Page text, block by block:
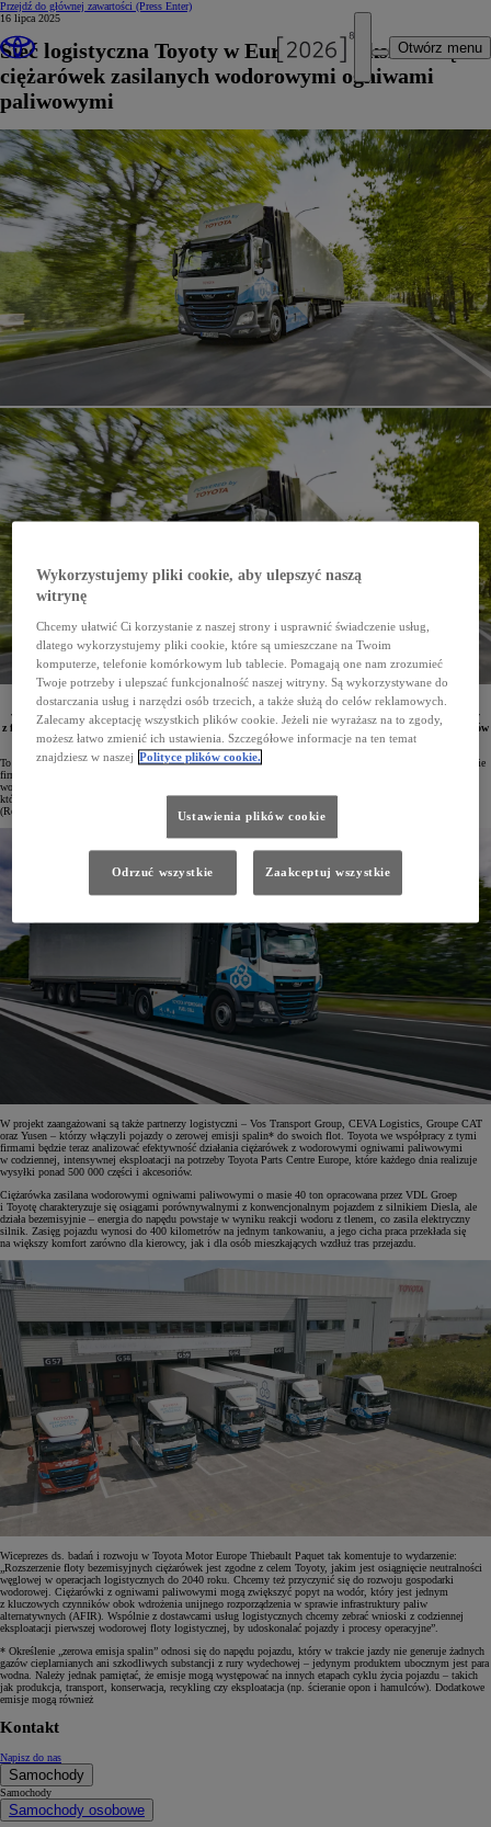
Przejdź do głównej zawartości (Press Enter)
Otwórz menu
16 lipca 2025
Sieć logistyczna Toyoty w Europie zwiększa flotę
ciężarówek zasilanych wodorowymi ogniwami
paliwowymi
Toyota Motor Europe zwiększyła flotę bezemisyjnych ciężarówek wodorowych wykorzystywanych
w europejskiej sieci logistycznej marki do pięciu pojazdów. Ciężarówki te, stworzone we współpracy
z firmą VDL Groep, są wyposażone w ogniwa paliwowe Toyoty i potrafią przejechać do 400 kilometrów
na jednym tankowaniu wodoru.
To kolejny krok w rozwijającej się współpracy między Toyota Motor Europe a VDL Groep. W 2023 roku obie
firmy opracowały i wdrożyły pierwszy prototyp ciężarówki napędzanej ogniwami paliwowymi zasilanymi
wodorem. Obecnie do operacji logistycznych Toyoty w Europie dołączyły cztery kolejne pojazdy tego typu,
które będą obsługiwać trasy w Belgii (Diest), Francji (Lille), Niemczech (Kolonia) oraz w Niderlandach
(Rotterdam i Weesp).
W projekt zaangażowani są także partnerzy logistyczni – Vos Transport Group, CEVA Logistics, Groupe CAT
oraz Yusen – którzy włączyli pojazdy o zerowej emisji spalin* do swoich flot. Toyota we współpracy z tymi
firmami będzie teraz analizować efektywność działania ciężarówek z wodorowymi ogniwami paliwowymi
w codziennej, intensywnej eksploatacji na potrzeby Toyota Parts Centre Europe, które każdego dnia realizuje
wysyłki ponad 500 000 części i akcesoriów.
Ciężarówka zasilana wodorowymi ogniwami paliwowymi o masie 40 ton opracowana przez VDL Groep
i Toyotę charakteryzuje się osiągami porównywalnymi z konwencjonalnym pojazdem z silnikiem Diesla, ale
działa bezemisyjnie – energia do napędu powstaje w wyniku reakcji wodoru z tlenem, co zasila elektryczny
silnik. Zasięg pojazdu wynosi do 400 kilometrów na jednym tankowaniu, a jego cicha praca przekłada się
na większy komfort zarówno dla kierowcy, jak i dla osób mieszkających wzdłuż tras przejazdu.
Wiceprezes ds. badań i rozwoju w Toyota Motor Europe Thiebault Paquet tak komentuje to wydarzenie:
„Rozszerzenie floty bezemisyjnych ciężarówek jest zgodne z celem Toyoty, jakim jest osiągnięcie neutralności
węglowej w operacjach logistycznych do 2040 roku. Chcemy też przyczynić się do rozwoju gospodarki
wodorowej. Ciężarówki z ogniwami paliwowymi mogą zwiększyć popyt na wodór, który jest jednym
z kluczowych czynników obok wdrożenia unijnego rozporządzenia w sprawie infrastruktury paliw
alternatywnych (AFIR). Wspólnie z dostawcami usług logistycznych chcemy zebrać wnioski z codziennej
eksploatacji pierwszej wodorowej floty logistycznej, by udoskonalać pojazdy i procesy operacyjne”.
* Określenie „zerowa emisja spalin” odnosi się do napędu pojazdu, który w trakcie jazdy nie generuje żadnych
gazów cieplarnianych ani szkodliwych substancji z rury wydechowej – jedynym produktem ubocznym jest para
wodna. Należy jednak pamiętać, że emisje mogą występować na innych etapach cyklu życia pojazdu – takich
jak produkcja, transport, konserwacja, recykling czy eksploatacja (np. ścieranie opon i hamulców). Dodatkowe
emisje mogą również
Kontakt
Napisz do nas
Samochody
Samochody
Samochody osobowe
Wykorzystujemy pliki cookie, aby ulepszyć naszą
witrynę
Chcemy ułatwić Ci korzystanie z naszej strony i usprawnić świadczenie usług,
dlatego wykorzystujemy pliki cookie, które są umieszczane na Twoim
komputerze, telefonie komórkowym lub tablecie. Pomagają one nam zrozumieć
Twoje potrzeby i ulepszać funkcjonalność naszej witryny. Są wykorzystywane do
dostarczania usług i narzędzi osób trzecich, a także służą do celów reklamowych.
Zalecamy akceptację wszystkich plików cookie. Jeżeli nie wyrażasz na to zgody,
możesz łatwo zmienić ich ustawienia. Szczegółowe informacje na ten temat
znajdziesz w naszej Polityce plików cookie.
Ustawienia plików cookie
Odrzuć wszystkie Zaakceptuj wszystkie